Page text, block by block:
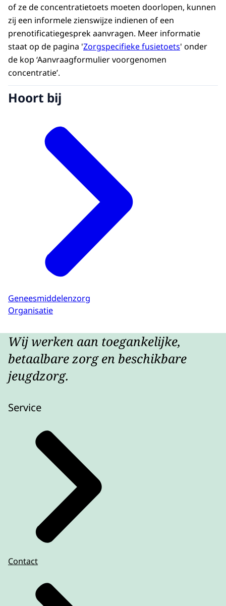
of ze de concentratietoets moeten doorlopen, kunnen
zij een informele zienswijze indienen of een
prenotificatiegesprek aanvragen. Meer informatie
staat op de pagina 'Zorgspecifieke fusietoets' onder
de kop ‘Aanvraagformulier voorgenomen
concentratie’.
Hoort bij
Geneesmiddelenzorg
Organisatie
Wij werken aan toegankelijke,
betaalbare zorg en beschikbare
jeugdzorg.
Service
Contact